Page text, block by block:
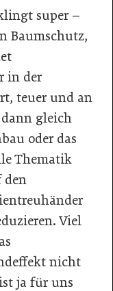
super –
Baumschutz,
in der
teuer und an
dann gleich
oder das
Thematik
Viel
nicht
ja für uns